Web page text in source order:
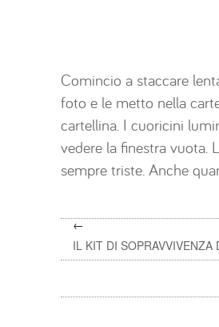
Comincio a staccare
foto e le metto nella
cartellina. I cuoricini
vedere la finestra vuota.
sempre triste. Anche
←
IL KIT DI SOPRAVVIVENZA